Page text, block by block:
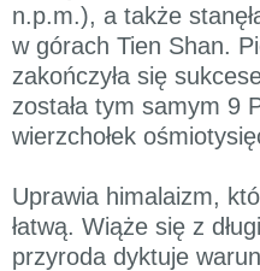
n.p.m.), a także
w górach Tien Shan.
zakończyła się
została tym samym 9
wierzchołek
Uprawia himalaizm,
łatwą. Wiąże się z
przyroda dyktuje